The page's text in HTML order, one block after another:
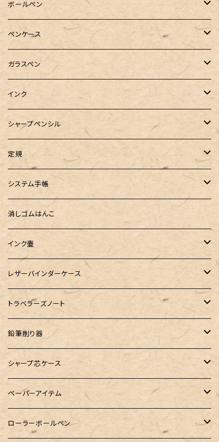
Pelikan（ペリカン）
PILOT（パイロット）
万年筆用コンバーター
SAILOR（セーラー）
PLATINUM（プラチナ）
BENU（ベヌー）
PARKER（パーカー）
Kaweco（カヴェコ）
AURORA（アウロラ）
LAMY（ラミー）
フェリスホイールプレス
大西製作所
染色カクノ
TWSBI（ツイスビー）
Ystudio（ワイスタジオ）
Nahvalur(ナーヴァル)
ボールペン
オリジナルボールペン
Pelikan（ペリカン）
マルチペン
PILOT（パイロット）
SAILOR（セーラー）
Caran d'Ache（カランダッシュ）
Kaweco（カヴェコ）
富士瘤クラフト
100% Pencillest 真鍮ペン
フェリスホイールプレス
BENJA メノルカペン
Fisher（フィッシャー）
HUGO BOSS（ヒューゴボス）
Sheaffer（シェーファー）
マーベラスウッド
ペンケース
バハギア & クラフト
ラウンドジップペンケース
ロールペンケース
&Liebe(アンドリーベ)
シーカンパニー
LOONLOON（ルンルン）
ラダイト
PARLEY (パーリィー)
ガルフストリーム
NAGASAWA（ナガサワ）
PILOT（パイロット）
アシュフォード
スリップオン
Kaweco（カヴェコ）
Ystudio（ワイスタジオ）
ガラスペン
工芸装置
ペンネジューク オリジナル（予約品）
ペンネジューク オリジナル（在庫品）
セミオーダーガラスペン（予約品）
指だけで書けるガラスペン（予約品）
書籍
佐瀬工業所
リュリュ
セキセイ
寺西化学工業
ガラス工房 LUC
ガラス工房 SAYORI
GLASS STUDIO しなぷす
アトリグラス
エルバン
インク
オリジナルインク
Tono&Lims
インクガチャ
セーラー万年筆
100色インク工房
ゆらめくink
PILOT
色彩雫
フェリスホイールプレス
10mlインク
20mlインク
Pelican
インクガチャ
PLATINUM（プラチナ）
シャープペンシル
富士瘤クラフト
こぶた工房
Steef&Co. (スティーフ)
ST Draft 短軸
ST Draft 全軸
PG Mk2
マーベラスウッド
バディ
マーベラスシャープ
カヴェコ
カランダッシュ
ロットリング
プラチナ
早川式繰出鉛筆
三菱鉛筆
クルトガ ウッド
ぺんてる
定規
Ystudio（ワイスタジオ）
ミドリカンパニー
ラダイト
Ruk (ルカ)
LOGステーショナリー
システム手帳
プロッター
ミニ5サイズ
ミニ6サイズ
ナローサイズ
ダヴィンチ ロロマクラシック
ファイロファックス
アシュフォード
消しゴムはんこ
インク壷
白石ガラス工房
フェリスホイールプレス
レザーバインダーケース
PLOTTER
トラベラーズノート
スターターキット
リフィル・カスタマイズパーツ
鉛筆削り器
コヒノール
シャープ芯ケース
Ystudio（ワイスタジオ）
ラダイト
ペーパーアイテム
ヌルリフィル
ローラーボールペン